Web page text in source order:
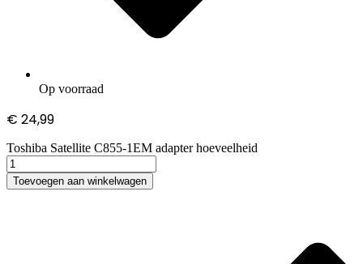
Op voorraad
€ 24,99
Toshiba Satellite C855-1EM adapter hoeveelheid
Toevoegen aan winkelwagen